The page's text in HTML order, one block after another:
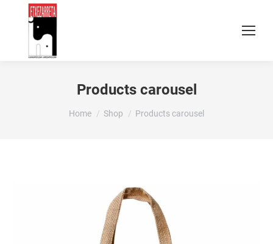
Products carousel
You are here:
Home Shop Products carousel